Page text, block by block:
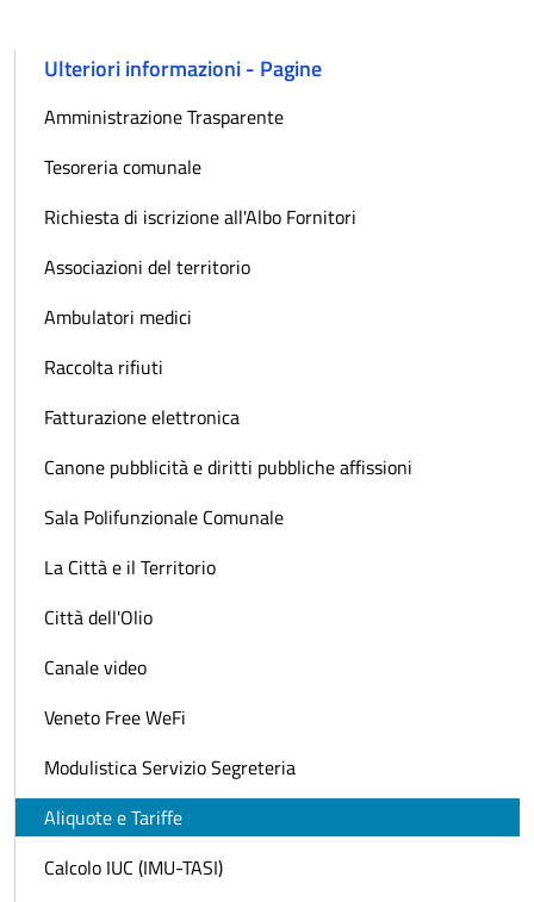
Ulteriori informazioni - Pagine
Amministrazione Trasparente
Tesoreria comunale
Richiesta di iscrizione all'Albo Fornitori
Associazioni del territorio
Ambulatori medici
Raccolta rifiuti
Fatturazione elettronica
Canone pubblicità e diritti pubbliche affissioni
Sala Polifunzionale Comunale
La Città e il Territorio
Città dell'Olio
Canale video
Veneto Free WeFi
Modulistica Servizio Segreteria
Aliquote e Tariffe
Calcolo IUC (IMU-TASI)